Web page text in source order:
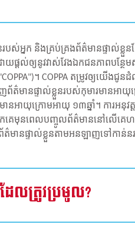
នរបស់អ្នក និងគ្រប់គ្រងព័ត៌មានផ្ទា
យផ្តល់ឲ្យនូវវាស់វែងឯកជនភាពបន្ថ
។ COPPA តម្រូវឲ្យយើង
ព័ត៌មានផ្ទាល់ខ្លួនរបស់កុមារមាន
នអាយុក្រោមអាយុ ១៣ឆ្នាំ។ ការអនុ
េ​មុន​ពេល​បញ្ចូល​ព័​ត៌​មាននៅ​លើ​គេ​ហ​
មាន​ផ្ទាល់ខ្លួន​តាមអនឡាញទៅកាន់​ន
ែលត្រូវប្រមូល?